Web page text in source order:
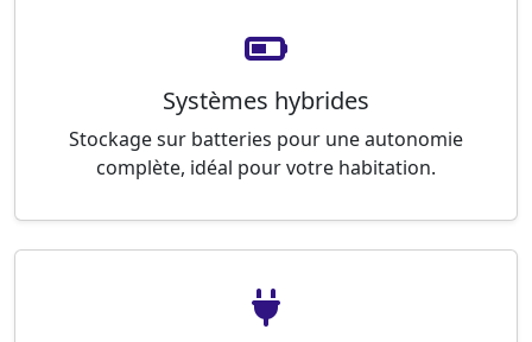
Systèmes hybrides
Stockage sur batteries pour une autonomie
complète, idéal pour votre habitation.